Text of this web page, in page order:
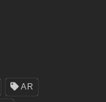
AR